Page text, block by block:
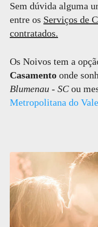
Sem dúvida alguma
entre os Serviços de
contratados.
Os Noivos tem a
Casamento onde
Blumenau - SCou
Metropolitana do